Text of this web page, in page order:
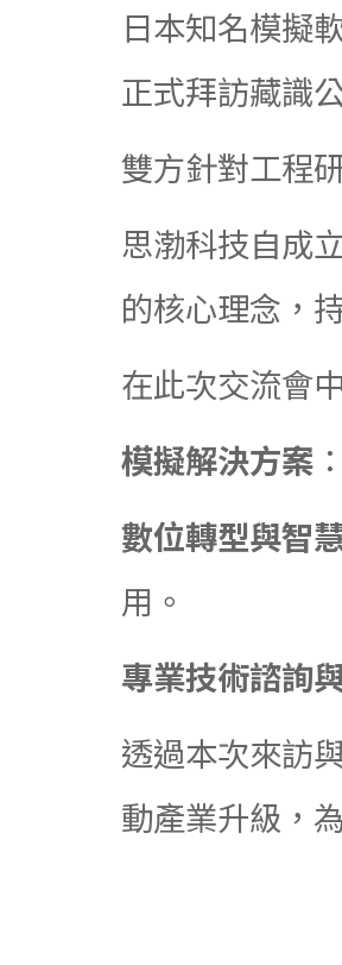
日本知名模擬
正式拜訪藏識
雙方針對工程
思渤科技自成
的核心理念，
在此次交流會
模擬解決方案
數位轉型與智
用。
專業技術諮詢
透過本次來訪
動產業升級，